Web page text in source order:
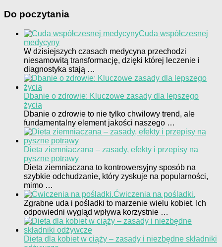
Do poczytania
Cuda współczesnej
medycyny
W dzisiejszych czasach medycyna przechodzi
niesamowitą transformację, dzięki której leczenie i
diagnostyka stają …
Dbanie o zdrowie: Kluczowe zasady dla lepszego
życia
Dbanie o zdrowie to nie tylko chwilowy trend, ale
fundamentalny element jakości naszego …
Dieta ziemniaczana – zasady, efekty i przepisy na
pyszne potrawy
Dieta ziemniaczana to kontrowersyjny sposób na
szybkie odchudzanie, który zyskuje na popularności,
mimo …
Ćwiczenia na pośladki.
Zgrabne uda i pośladki to marzenie wielu kobiet. Ich
odpowiedni wygląd wpływa korzystnie …
Dieta dla kobiet w ciąży – zasady i niezbędne składniki